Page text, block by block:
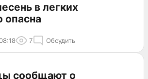
в легких
опасна
7 Обсудить
сообщают о